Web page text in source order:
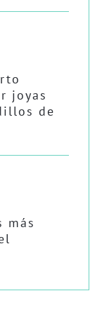
joyas
de
más